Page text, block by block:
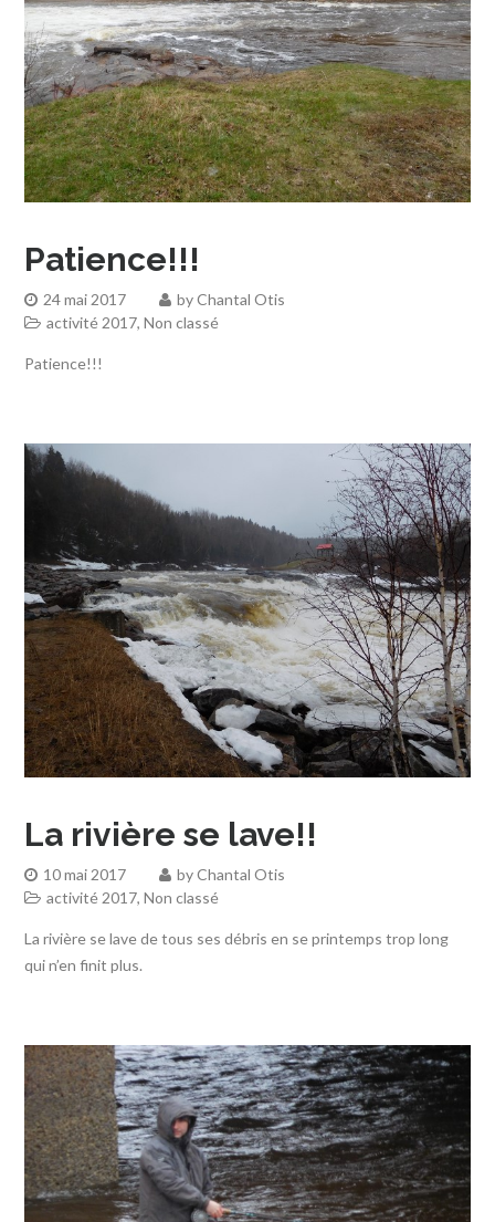
Patience!!!
24 mai 2017 byChantal Otis
activité 2017,Non classé
Patience!!!
La rivière se lave!!
10 mai 2017 byChantal Otis
activité 2017,Non classé
La rivière se lave de tous ses débris en se printemps trop long
qui n’en finit plus.